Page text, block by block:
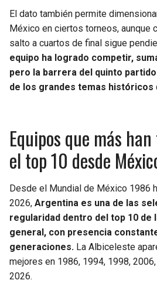
El dato también permite
México en ciertos torneos, aunque
salto a cuartos de final sigue
equipo ha logrado competir,
pero la barrera del quinto
de los grandes temas históricos
Equipos que más
el top 10 desde
Desde el Mundial de México 1986
2026, Argentina es una de las
regularidad dentro del top 10 de
general, con presencia
generaciones. La Albiceleste
mejores en 1986, 1994, 1998,
2026.